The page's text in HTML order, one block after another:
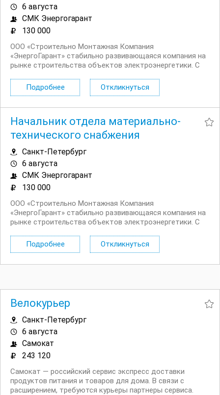
6 августа
СМК Энергогарант
130 000
ООО «Строительно Монтажная Компания
«ЭнергоГарант» стабильно развивающаяся компания на
рынке строительства объектов электроэнергетики. С
строительно монтажных работ в области
энергообеспечения и генерации. Задачи: Работа в
Подробнее Откликнуться
Начальник отдела материально-
технического снабжения
Санкт-Петербург
6 августа
СМК Энергогарант
130 000
ООО «Строительно Монтажная Компания
«ЭнергоГарант» стабильно развивающаяся компания на
рынке строительства объектов электроэнергетики. С
строительно монтажных работ в области
энергообеспечения и генерации. О компании и проектах
Подробнее Откликнуться
Велокурьер
Санкт-Петербург
6 августа
Самокат
243 120
Самокат — российский сервис экспресс доставки
продуктов питания и товаров для дома. В связи с
расширением, требуются курьеры партнеры сервиса.